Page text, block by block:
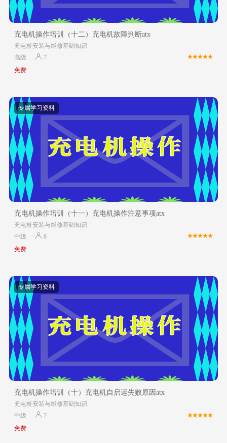
充电机操作培训（十二）充电机故障判断atx
充电桩安装与维修基础知识
高级
7
免费
专属学习资料
充电机操作培训（十一）充电机操作注意事项atx
充电桩安装与维修基础知识
中级
8
免费
专属学习资料
充电机操作培训（十）充电机自启运失败原因atx
充电桩安装与维修基础知识
中级
7
免费